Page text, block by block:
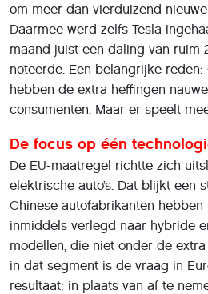
om meer dan vierduizend
Daarmee werd zelfs Tesla
maand juist een daling van ruim
noteerde. Een belangrijke
hebben de extra heffingen
consumenten. Maar er speelt
De focus op één
De EU-maatregel richtte zich
elektrische auto’s. Dat blijkt een
Chinese autofabrikanten hebben
inmiddels verlegd naar hybride
modellen, die niet onder de
in dat segment is de vraag in
resultaat: in plaats van af te